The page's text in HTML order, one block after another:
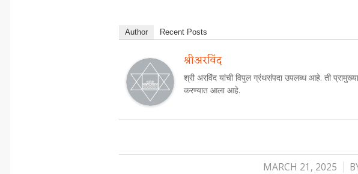
Author Recent Posts
श्रीअरविंद
श्री अरविंद यांची विपुल ग्रंथसंपदा उपलब्ध आहे. ती
करण्यात आला आहे.
MARCH 21, 2025
/